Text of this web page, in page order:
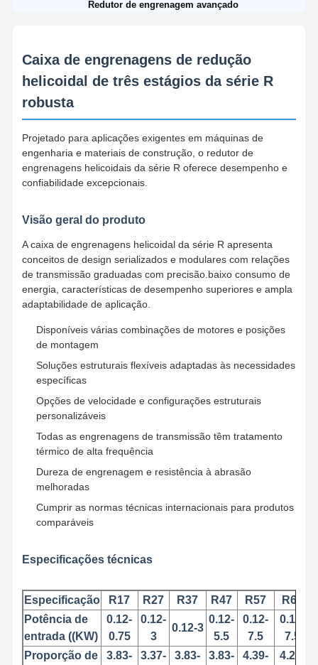
Redutor de engrenagem avançado
Caixa de engrenagens de redução
helicoidal de três estágios da série R
robusta
Projetado para aplicações exigentes em máquinas de
engenharia e materiais de construção, o redutor de
engrenagens helicoidais da série R oferece desempenho e
confiabilidade excepcionais.
Visão geral do produto
A caixa de engrenagens helicoidal da série R apresenta
conceitos de design serializados e modulares com relações
de transmissão graduadas com precisão.baixo consumo de
energia, características de desempenho superiores e ampla
adaptabilidade de aplicação.
Disponíveis várias combinações de motores e posições
de montagem
Soluções estruturais flexíveis adaptadas às necessidades
específicas
Opções de velocidade e configurações estruturais
personalizáveis
Todas as engrenagens de transmissão têm tratamento
térmico de alta frequência
Dureza de engrenagem e resistência à abrasão
melhoradas
Cumprir as normas técnicas internacionais para produtos
comparáveis
Especificações técnicas
Especificação R17 R27 R37 R47 R57
R67
Potência de
entrada ((KW)
0.12-
0.75
0.12-
3
0.12-3
0.12-
5.5
0.12-
7.5
0.12-
7.5
Proporção de
3.83-
3.37-
3.83-
3.83-
4.39-
4.29-